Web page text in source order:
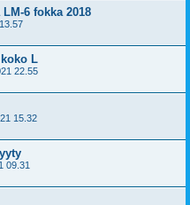
6 fokka 2018
L
22.55
15.32
09.31